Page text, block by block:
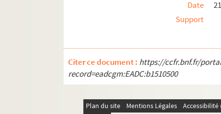
Date
Support
Citer ce document : https://ccfr.bnf.fr/
record=eadcgm:EADC:b1510500
Plan du site Mentions Légales